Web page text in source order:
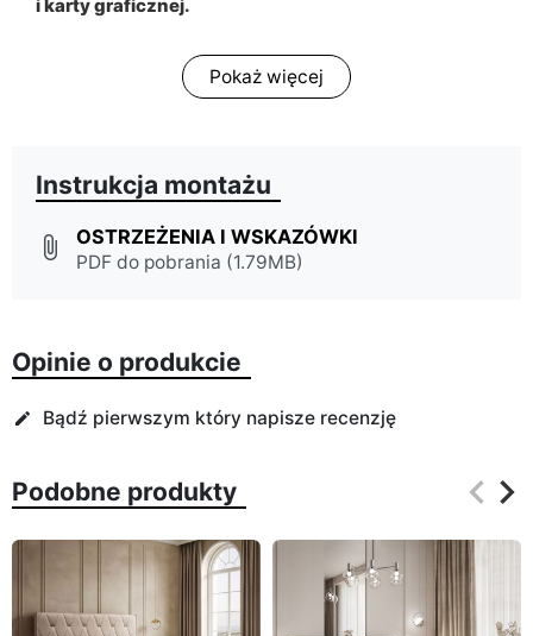
i karty graficznej.
Pokaż więcej
Instrukcja montażu
attach_file OSTRZEŻENIA I WSKAZÓWKI
PDF do pobrania (1.79MB)
Opinie o produkcie
edit Bądź pierwszym który napisze recenzję
Podobne produkty keyboard_arrow_left
keyboard_arrow_right